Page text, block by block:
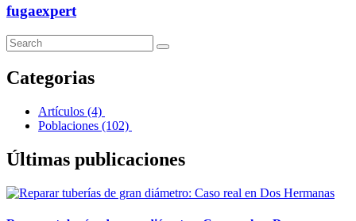
fugaexpert
Categorias
Artículos (4)
Poblaciones (102)
Últimas publicaciones